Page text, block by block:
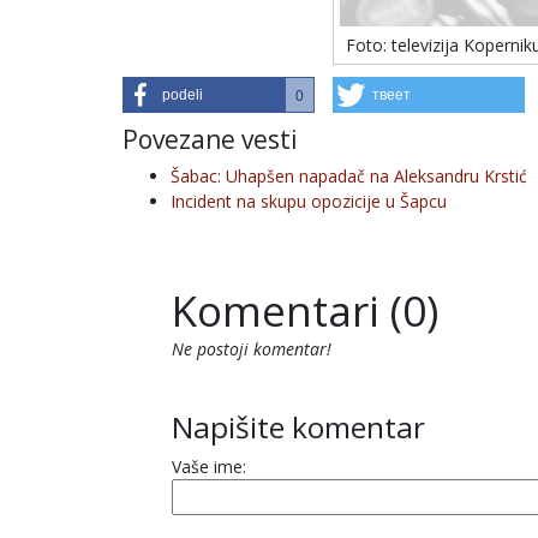
Foto: televizija
podeli 0 твеет
Povezane vesti
Šabac: Uhapšen napadač na Aleksandru Krstić
Incident na skupu opozicije u Šapcu
Komentari (0)
Ne postoji komentar!
Napišite komentar
Vaše ime: